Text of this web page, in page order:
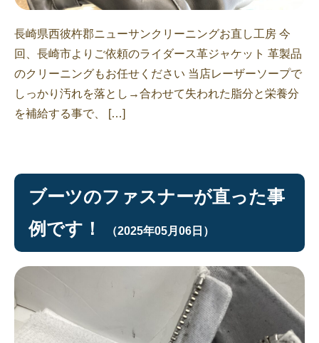
長崎県西彼杵郡ニューサンクリーニングお直し工房 今
回、長崎市よりご依頼のライダース革ジャケット 革製品
のクリーニングもお任せください 当店レーザーソープで
しっかり汚れを落とし→合わせて失われた脂分と栄養分
を補給する事で、 […]
ブーツのファスナーが直った事
例です！
（2025年05月06日）